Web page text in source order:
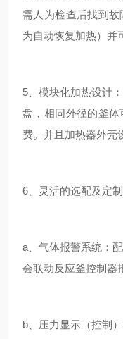
需人为检查后找到
为自动恢复加热）并
5、模块化加热设计
盘，相同外径的釜
费。并且加热器外壳
6、 灵活的选配及定制
a、气体报警系统 ：
会联动反应釜控制器
b、 压力显示（控制